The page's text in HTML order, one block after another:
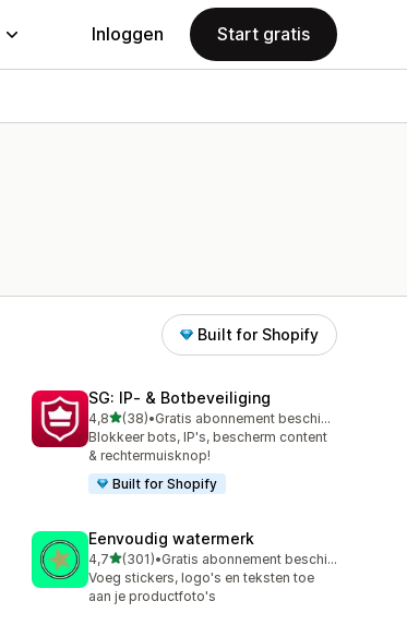
Inloggen Start gratis
Built for Shopify
SG: IP‑ & Botbeveiliging
4,8van 5 sterren
(38)
38 recensies in totaal
•
Gratis abonnement beschikbaar
Blokkeer bots, IP's, bescherm content
& rechtermuisknop!
Built for Shopify
Eenvoudig watermerk
4,7van 5 sterren
(301)
301 recensies in totaal
•
Gratis abonnement beschikbaar
Voeg stickers, logo's en teksten toe
aan je productfoto's